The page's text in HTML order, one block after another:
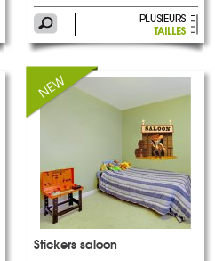
Stickers saloon